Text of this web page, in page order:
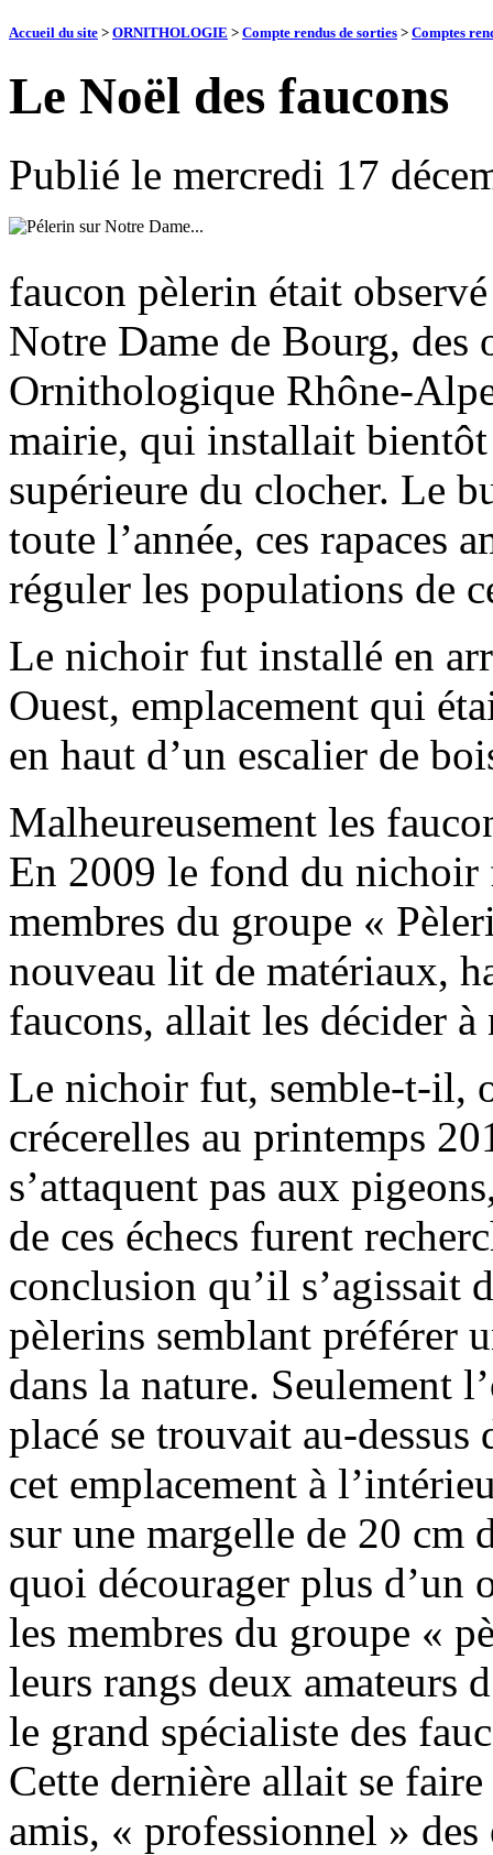
Accueil du site > ORNITHOLOGIE > Compte rendus de sorties > Comptes
Le Noël des faucons
Publié le mercredi 17
faucon pèlerin était
Notre Dame de Bourg,
Ornithologique Rhône-
mairie, qui installait
supérieure du clocher. Le
toute l’année, ces rapaces
réguler les populations de
Le nichoir fut installé en
Ouest, emplacement qui
en haut d’un escalier de
Malheureusement les
En 2009 le fond du nichoir
membres du groupe «
nouveau lit de matériaux,
faucons, allait les décider
Le nichoir fut, semble-t-il,
crécerelles au printemps
s’attaquent pas aux
de ces échecs furent
conclusion qu’il s’agissait
pèlerins semblant préférer
dans la nature. Seulement
placé se trouvait au-
cet emplacement à
sur une margelle de 20 cm
quoi décourager plus
les membres du groupe «
leurs rangs deux amateurs
le grand spécialiste des
Cette dernière allait se
amis, « professionnel »